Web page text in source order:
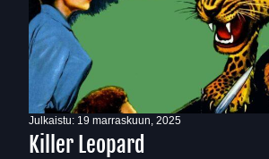
Julkaistu: 19 marraskuun, 2025
Killer Leopard